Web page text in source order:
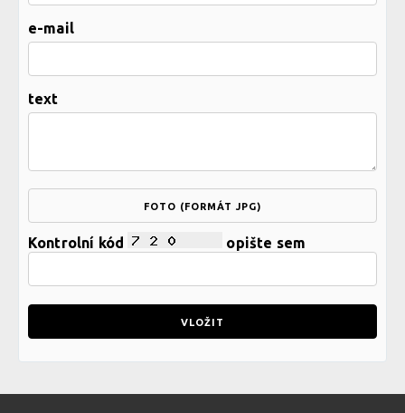
e-mail
text
FOTO (FORMÁT JPG)
Kontrolní kód opište sem